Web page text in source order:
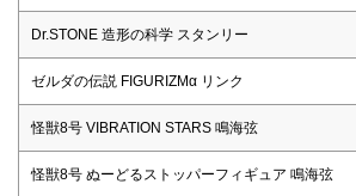
Dr.STONE 造形の科学 スタンリー
ゼルダの伝説 FIGURIZMα リンク
怪獣8号 VIBRATION STARS 鳴海弦
怪獣8号 ぬーどるストッパーフィギュア 鳴海弦